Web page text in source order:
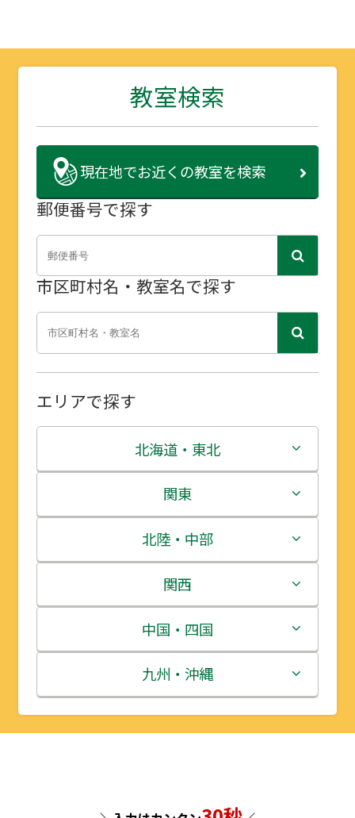
教室検索
現在地でお近くの教室を検索
郵便番号で探す
市区町村名・教室名で探す
エリアで探す
北海道・東北
北海道
青森県
岩手県
宮城県
秋田県
山形県
関東
茨城県
栃木県
群馬県
埼玉県
千葉県
北陸・中部
新潟県
富山県
石川県
福井県
関西
三重県
滋賀県
京都府
中国・四国
鳥取県
島根県
九州・沖縄
福岡県